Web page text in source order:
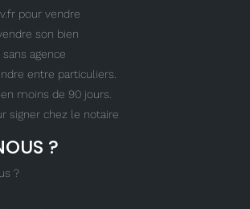
pour vendre
son bien
agence
entre particuliers.
moins de 90 jours.
signer chez le notaire
?
?